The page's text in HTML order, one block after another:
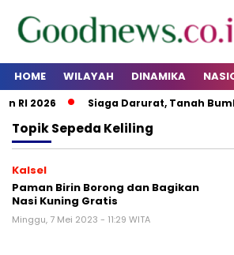
HOME WILAYAH DINAMIKA
RI 2026 Siaga Darurat, Tanah
TopikSepeda Keliling
Kalsel
Paman Birin Borong dan Bagikan
Nasi Kuning Gratis
Minggu, 7 Mei 2023 - 11:29 WITA